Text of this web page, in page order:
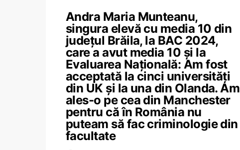
Andra Maria Munteanu,
singura elevă cu media 10 din
județul Brăila, la BAC 2024,
care a avut media 10 și la
Evaluarea Națională: Am fost
acceptată la cinci universități
din UK și la una din Olanda. Am
ales-o pe cea din Manchester
pentru că în România nu
puteam să fac criminologie din
facultate